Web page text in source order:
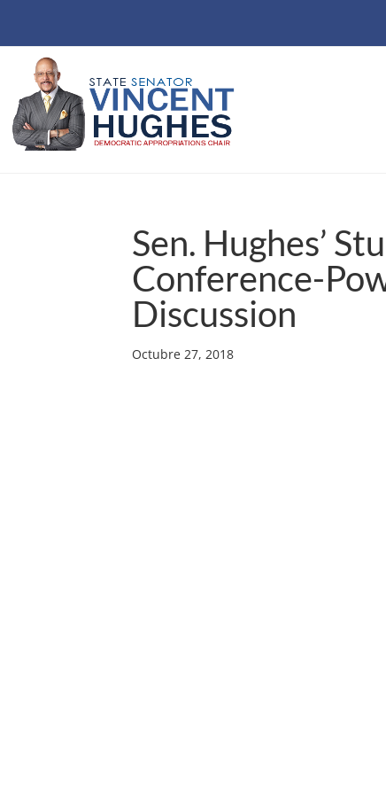
Sen. Hughes’
Conference-
Discussion
Octubre 27, 2018